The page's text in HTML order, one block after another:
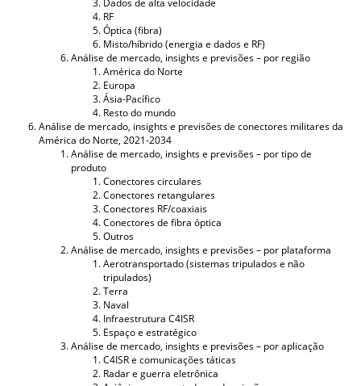
RF
Óptica (fibra)
Misto/híbrido (energia e dados e RF)
Análise de mercado, insights e previsões – por região
América do Norte
Europa
Ásia-Pacífico
Resto do mundo
Análise de mercado, insights e previsões de conectores militares da
América do Norte, 2021-2034
Análise de mercado, insights e previsões – por tipo de
produto
Conectores circulares
Conectores retangulares
Conectores RF/coaxiais
Conectores de fibra óptica
Outros
Análise de mercado, insights e previsões – por plataforma
Aerotransportado (sistemas tripulados e não
tripulados)
Terra
Naval
Infraestrutura C4ISR
Espaço e estratégico
Análise de mercado, insights e previsões – por aplicação
C4ISR e comunicações táticas
Radar e guerra eletrônica